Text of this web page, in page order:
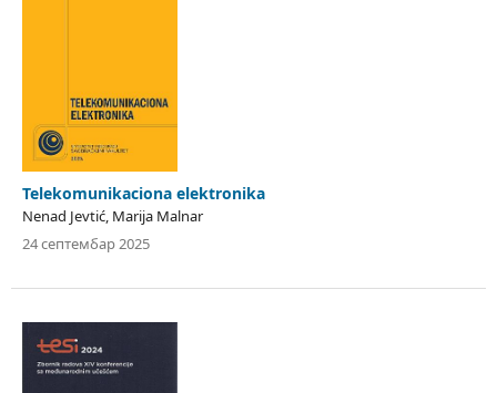
Telekomunikaciona elektronika
Nenad Jevtić, Marija Malnar
24 септембар 2025